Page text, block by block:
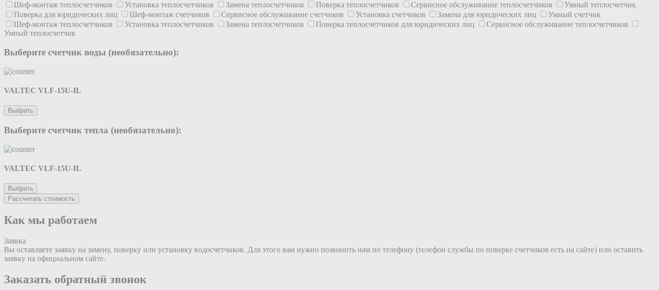
Шеф-монтаж теплосчетчиков
Установка теплосчетчиков Замена теплосчетчиков Поверка теплосчетчиков Сервисное обслуживание теплосчетчиков
Умный теплосчетчик
Поверка для юридических лиц
Шеф-монтаж счетчиков Сервисное обслуживание счетчиков Установка счетчиков Замена для юридических лиц
Умный счетчик
Шеф-монтаж теплосчетчиков
Установка теплосчетчиков Замена теплосчетчиков Поверка теплосчетчиков для юридических лиц
Сервисное обслуживание теплосчетчиков
Умный теплосчетчик
Выберите счетчик воды (необязательно):
VALTEC VLF-15U-IL
Выбрать
Выберите счетчик тепла (необязательно):
VALTEC VLF-15U-IL
Выбрать
Рассчитать стоимость
Как мы работаем
Заявка
Вы оставляете заявку на замену, поверку или установку водосчетчиков. Для этого вам нужно позвонить нам по телефону (телефон службы по поверке счетчиков есть на сайте) или оставить
заявку на официальном сайте.
Заказать обратный звонок